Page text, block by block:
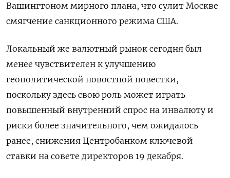
Вашингтоном мирного плана, что сулит Москве
смягчение санкционного режима США.
Локальный же валютный рынок сегодня был
менее чувствителен к улучшению
геополитической новостной повестки,
поскольку здесь свою роль может играть
повышенный внутренний спрос на инвалюту и
риски более значительного, чем ожидалось
ранее, снижения Центробанком ключевой
ставки на совете директоров 19 декабря.